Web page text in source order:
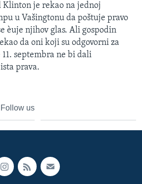
Klinton je rekao na jednoj
u Vašingtonu da poštuje pravo
èuje njihov glas. Ali gospodin
da oni koji su odgovorni za
septembra ne bi dali
prava.
Follow us